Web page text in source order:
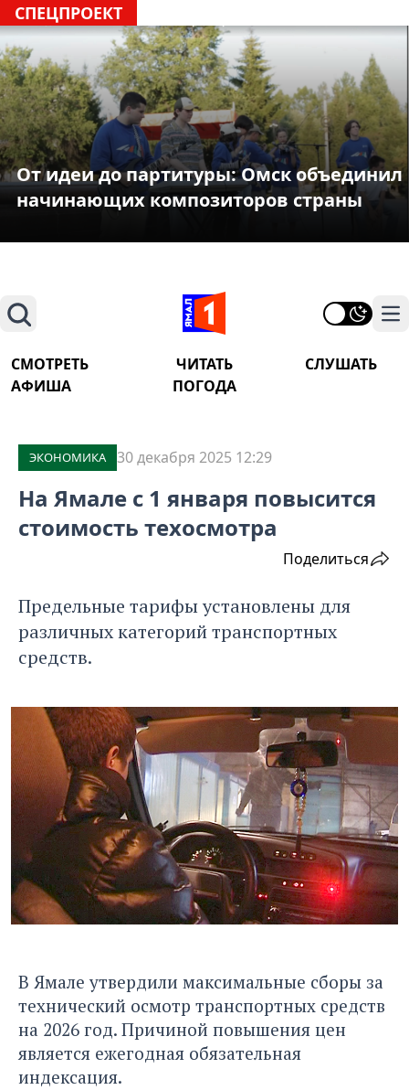
СПЕЦПРОЕКТ
От идеи до партитуры: Омск объединил
начинающих композиторов страны
Поиск
СМОТРЕТЬ ЧИТАТЬ
СЛУШАТЬ
АФИША
ПОГОДА
ЭКОНОМИКА 30 декабря 2025 12:29
На Ямале с 1 января повысится
стоимость техосмотра
Поделиться
Предельные тарифы установлены для
различных категорий транспортных
средств.
В Ямале утвердили максимальные сборы за
технический осмотр транспортных средств
на 2026 год. Причиной повышения цен
является ежегодная обязательная
индексация.